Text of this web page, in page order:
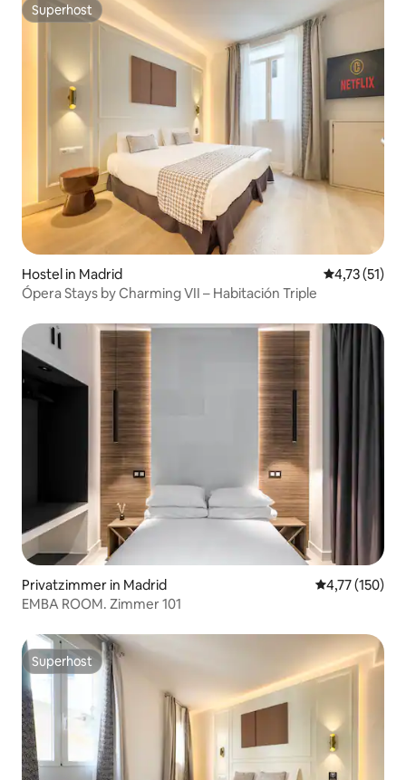
Superhost
Superhost
Hostel in Madrid
4,73 (51)
Ópera Stays by Charming VII – Habitación Triple
Privatzimmer in Madrid
4,77 (150)
EMBA ROOM. Zimmer 101
Superhost
Superhost